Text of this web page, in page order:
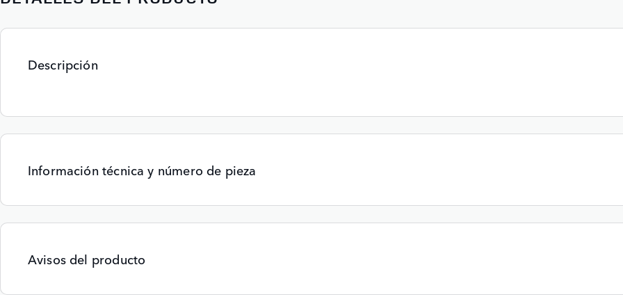
Descripción
Información técnica y número de pieza
Avisos del producto